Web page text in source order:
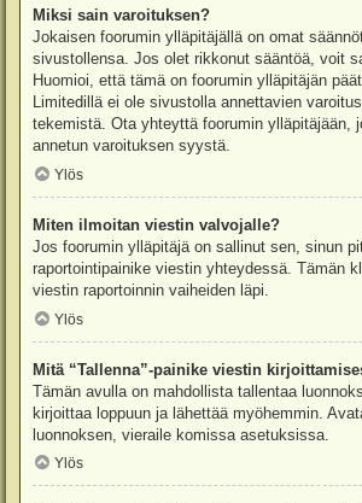
Miksi sain varoituksen?
Jokaisen foorumin ylläpitäjällä on omat
sivustollensa. Jos olet rikkonut sääntöä, voit
Huomioi, että tämä on foorumin ylläpitäjän
Limitedillä ei ole sivustolla annettavien
tekemistä. Ota yhteyttä foorumin ylläpitäjään,
annetun varoituksen syystä.
Ylös
Miten ilmoitan viestin valvojalle?
Jos foorumin ylläpitäjä on sallinut sen, sinun
raportointipainike viestin yhteydessä. Tämän
viestin raportoinnin vaiheiden läpi.
Ylös
Mitä “Tallenna”-painike viestin
Tämän avulla on mahdollista tallentaa
kirjoittaa loppuun ja lähettää myöhemmin.
luonnoksen, vieraile komissa asetuksissa.
Ylös